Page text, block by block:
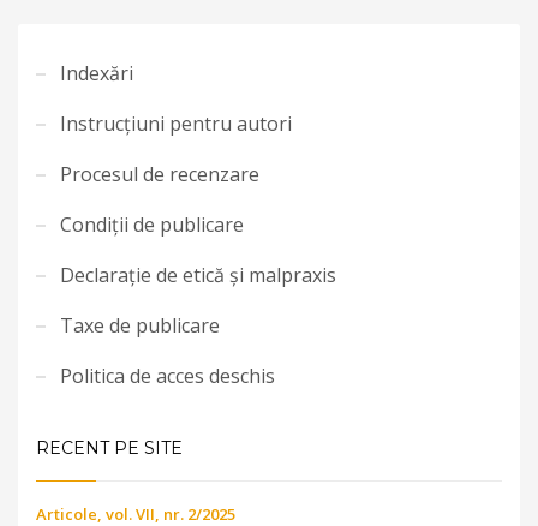
Indexări
Instrucțiuni pentru autori
Procesul de recenzare
Condiții de publicare
Declarație de etică și malpraxis
Taxe de publicare
Politica de acces deschis
RECENT PE SITE
Articole, vol. VII, nr. 2/2025